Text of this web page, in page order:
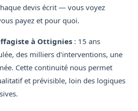
devis écrit — vous voyez
payez et pour quoi.
à Ottignies : 15 ans
des milliers d'interventions, une
Cette continuité nous permet
et prévisible, loin des logiques